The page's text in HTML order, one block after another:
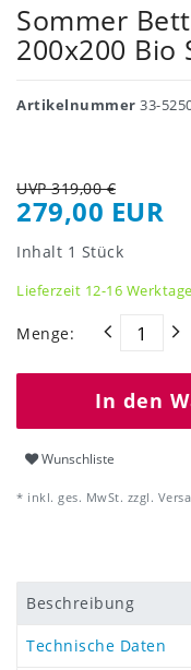
Sommer
200x200 Bio
Artikelnummer 33-
UVP 319,00 €
279,00 EUR
Inhalt 1 Stück
Lieferzeit 12-16 Werktage
Menge:
In den
Wunschliste
* inkl. ges. MwSt. zzgl.
Beschreibung
Technische Daten